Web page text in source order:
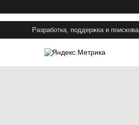
Разработка, поддержка и